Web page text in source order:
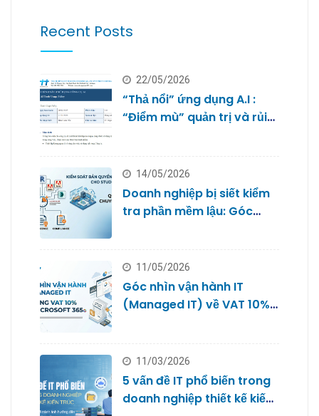
Recent Posts
22/05/2026
“Thả nổi” ứng dụng A.I :
“Điểm mù” quản trị và rủi
14/05/2026
Doanh nghiệp bị siết kiểm
tra phần mềm lậu: Góc
11/05/2026
Góc nhìn vận hành IT
(Managed IT) về VAT 10%
11/03/2026
5 vấn đề IT phổ biến trong
doanh nghiệp thiết kế kiến